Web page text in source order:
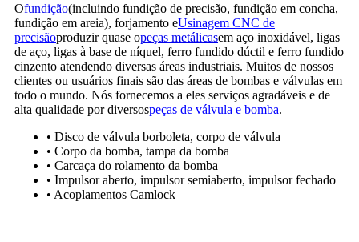
Ofundição(incluindo fundição de precisão, fundição em concha,
fundição em areia), forjamento eUsinagem CNC de
precisãoproduzir quase opeças metálicasem aço inoxidável, ligas
de aço, ligas à base de níquel, ferro fundido dúctil e ferro fundido
cinzento atendendo diversas áreas industriais. Muitos de nossos
clientes ou usuários finais são das áreas de bombas e válvulas em
todo o mundo. Nós fornecemos a eles serviços agradáveis ​​e de
alta qualidade por diversospeças de válvula e bomba.
• Disco de válvula borboleta, corpo de válvula
• Corpo da bomba, tampa da bomba
• Carcaça do rolamento da bomba
• Impulsor aberto, impulsor semiaberto, impulsor fechado
• Acoplamentos Camlock